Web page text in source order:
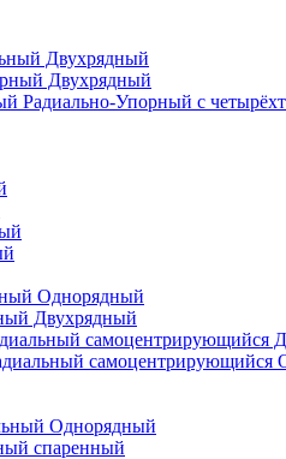
Двухрядный
Двухрядный
Радиально-Упорный с
Однорядный
Двухрядный
самоцентрирующийся
самоцентрирующийся
Однорядный
спаренный